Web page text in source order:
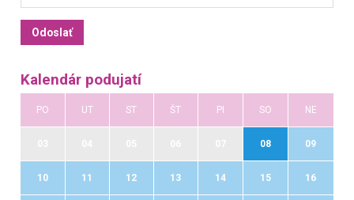
Kalendár podujatí
PO UT ST ŠT PI SO NE
08 09
10 11 12 13 14 15 16